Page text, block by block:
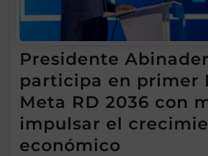
Presidente Abinader
participa en primer
Meta RD 2036 con
impulsar el
económico